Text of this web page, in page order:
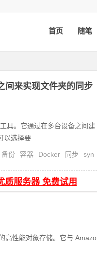
首页 随笔
间来实现文件夹的同步
具。它通过在多台设备之间建
选择要...
备份 容器 Docker 同步
syn
质服务器 免费试用
高性能对象存储。它与 Amazo